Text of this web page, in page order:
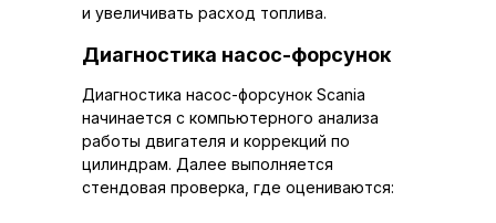
и увеличивать расход топлива.
Диагностика насос-форсунок Scania
начинается с компьютерного анализа
работы двигателя и коррекций по
цилиндрам. Далее выполняется
стендовая проверка, где оцениваются:
Диагностика насос-форсунок